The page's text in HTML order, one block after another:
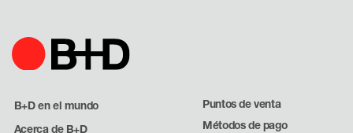
B+D en el mundo
Acerca de B+D
Puntos de venta
Métodos de pago